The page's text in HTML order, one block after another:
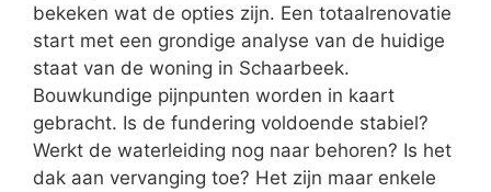
bekeken wat de opties zijn. Een totaalrenovatie
start met een grondige analyse van de huidige
staat van de woning in Schaarbeek.
Bouwkundige pijnpunten worden in kaart
gebracht. Is de fundering voldoende stabiel?
Werkt de waterleiding nog naar behoren? Is het
dak aan vervanging toe? Het zijn maar enkele